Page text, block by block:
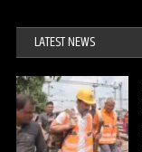
LATEST NEWS